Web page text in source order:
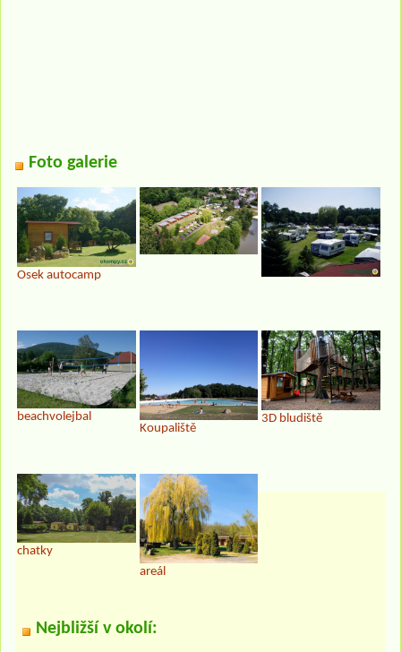
Foto galerie
Osek autocamp
beachvolejbal
Koupaliště
3D bludiště
chatky
areál
Nejbližší v okolí: